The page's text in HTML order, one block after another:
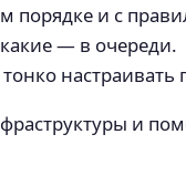
порядке и с
— в очереди.
настраивать
и